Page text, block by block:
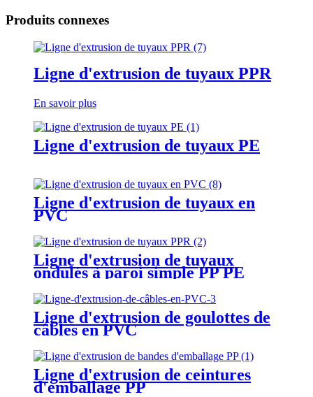
Produits connexes
Ligne d'extrusion de tuyaux PPR
En savoir plus
Ligne d'extrusion de tuyaux PE
Ligne d'extrusion de tuyaux en
PVC
Ligne d'extrusion de tuyaux
ondulés à paroi simple PP PE
Ligne d'extrusion de goulottes de
câbles en PVC
Ligne d'extrusion de ceintures
d'emballage PP